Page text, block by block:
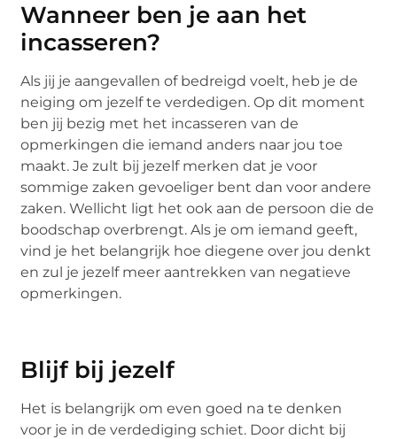
Wanneer ben je aan het
incasseren?
Als jij je aangevallen of bedreigd voelt, heb je de
neiging om jezelf te verdedigen. Op dit moment
ben jij bezig met het incasseren van de
opmerkingen die iemand anders naar jou toe
maakt. Je zult bij jezelf merken dat je voor
sommige zaken gevoeliger bent dan voor andere
zaken. Wellicht ligt het ook aan de persoon die de
boodschap overbrengt. Als je om iemand geeft,
vind je het belangrijk hoe diegene over jou denkt
en zul je jezelf meer aantrekken van negatieve
opmerkingen.
Blijf bij jezelf
Het is belangrijk om even goed na te denken
voor je in de verdediging schiet. Door dicht bij